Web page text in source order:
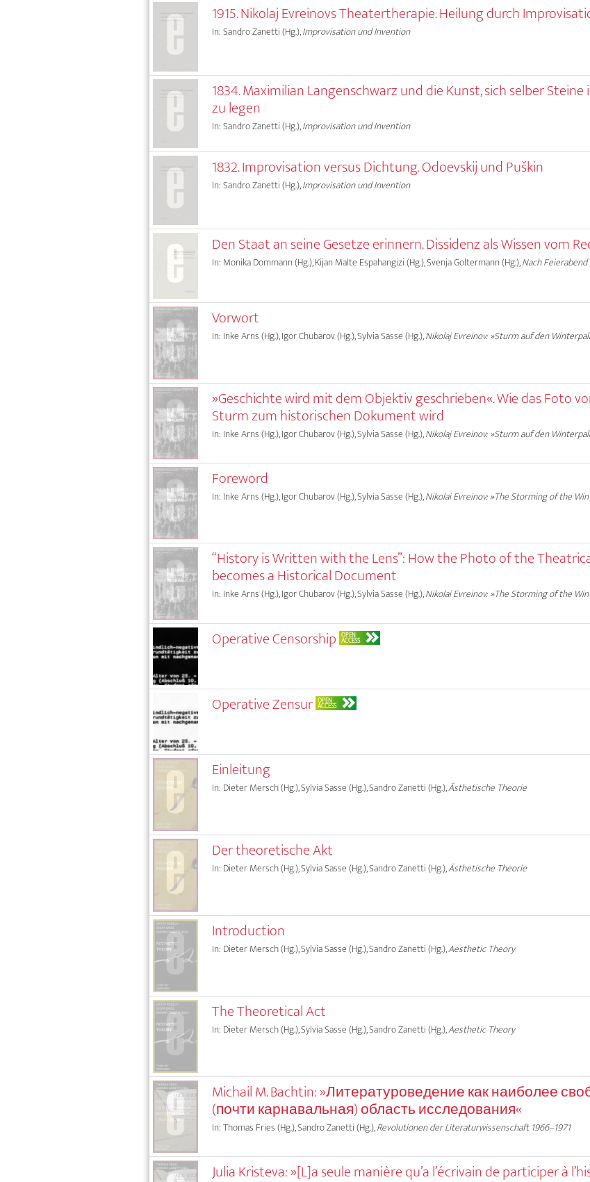
1915. Nikolaj Evreinovs Theatertherapie. Heilung durch
In: Sandro Zanetti (Hg.),Improvisation und Invention
1834. Maximilian Langenschwarz und die Kunst, sich selber Steine
zu legen
In: Sandro Zanetti (Hg.),Improvisation und Invention
1832. Improvisation versus Dichtung. Odoevskij und Puškin
In: Sandro Zanetti (Hg.),Improvisation und Invention
Den Staat an seine Gesetze erinnern. Dissidenz als Wissen vom
In: Monika Dommann (Hg.), Kijan Malte Espahangizi (Hg.), Svenja Goltermann (Hg.),Nach
Vorwort
In: Inke Arns (Hg.), Igor Chubarov (Hg.), Sylvia Sasse (Hg.),Nikolaj Evreinov: »Sturm auf den
»Geschichte wird mit dem Objektiv geschrieben«. Wie das Foto
Sturm zum historischen Dokument wird
In: Inke Arns (Hg.), Igor Chubarov (Hg.), Sylvia Sasse (Hg.),Nikolaj Evreinov: »Sturm auf den
Foreword
In: Inke Arns (Hg.), Igor Chubarov (Hg.), Sylvia Sasse (Hg.),Nikolai Evreinov: »The Storming of the
“History is Written with the Lens”: How the Photo of the
becomes a Historical Document
In: Inke Arns (Hg.), Igor Chubarov (Hg.), Sylvia Sasse (Hg.),Nikolai Evreinov: »The Storming of the
Operative Censorship OPEN
ACCESS
Operative Zensur OPEN
ACCESS
Einleitung
In: Dieter Mersch (Hg.), Sylvia Sasse (Hg.), Sandro Zanetti (Hg.),Ästhetische Theorie
Der theoretische Akt
In: Dieter Mersch (Hg.), Sylvia Sasse (Hg.), Sandro Zanetti (Hg.),Ästhetische Theorie
Introduction
In: Dieter Mersch (Hg.), Sylvia Sasse (Hg.), Sandro Zanetti (Hg.),Aesthetic Theory
The Theoretical Act
In: Dieter Mersch (Hg.), Sylvia Sasse (Hg.), Sandro Zanetti (Hg.),Aesthetic Theory
Michail M. Bachtin: »Литературоведение как наиболее
(почти карнавальная) область исследования«
In: Thomas Fries (Hg.), Sandro Zanetti (Hg.),Revolutionen der Literaturwissenschaft 1966–1971
Julia Kristeva: »[L]a seule manière qu’a l’écrivain de participer à